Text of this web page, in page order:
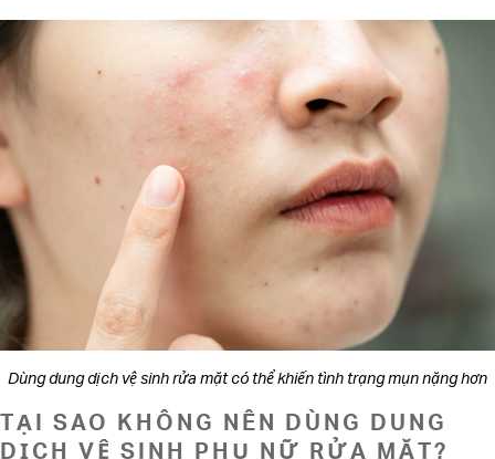
Dùng dung dịch vệ sinh rửa mặt có thể khiến tình trạng mụn nặng hơn
TẠI SAO KHÔNG NÊN DÙNG DUNG
DỊCH VỆ SINH PHỤ NỮ RỬA MẶT?